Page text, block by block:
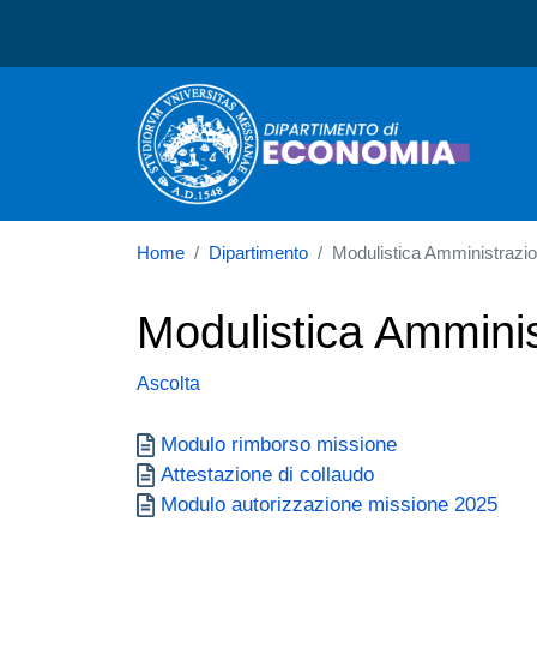
Home Dipartimento Modulistica
Modulistica
Ascolta
Documento
Modulo rimborso missione
Documento
Attestazione di collaudo
Documento
Modulo autorizzazione missione 2025